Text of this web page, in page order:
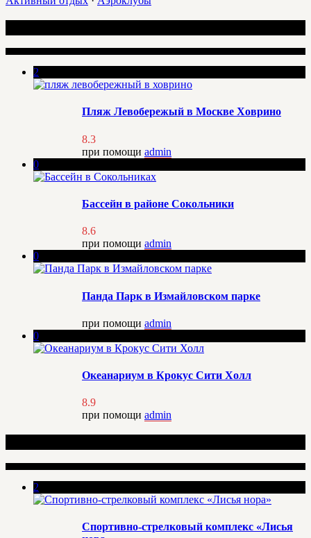
2
Пляж Левобережый в Москве Ховрино
8.3
при помощи admin
0
Бассейн в районе Сокольники
8.6
при помощи admin
0
Панда Парк в Измайловском парке
при помощи admin
0
Океанариум в Крокус Сити Холл
8.9
при помощи admin
2
Спортивно-стрелковый комплекс «Лисья